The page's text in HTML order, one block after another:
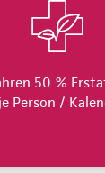
50 %
Person /